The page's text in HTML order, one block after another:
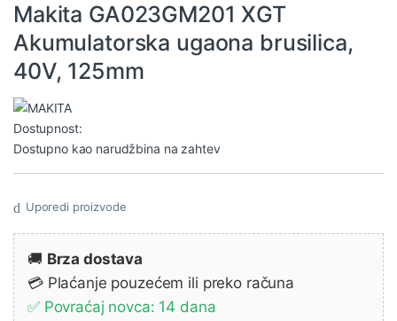
Makita GA023GM201 XGT
Akumulatorska ugaona brusilica,
40V, 125mm
Dostupnost:
Dostupno kao narudžbina na zahtev
Uporedi proizvode
🚚 Brza dostava
💳 Plaćanje pouzećem ili preko računa
✅ Povraćaj novca: 14 dana